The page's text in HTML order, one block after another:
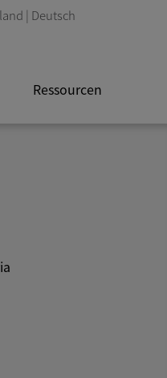
| Deutsch
Ressourcen